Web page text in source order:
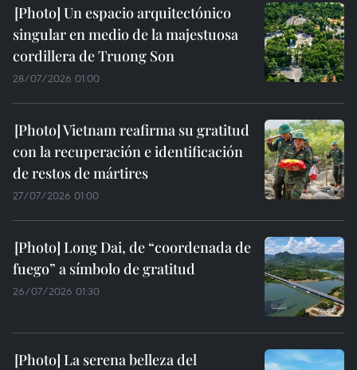
Un espacio arquitectónico
singular en medio de la majestuosa
cordillera de Truong Son
28/07/2026 01:00
Vietnam reafirma su gratitud
con la recuperación e identificación
de restos de mártires
27/07/2026 01:00
Long Dai, de “coordenada de
fuego” a símbolo de gratitud
26/07/2026 01:30
La serena belleza del